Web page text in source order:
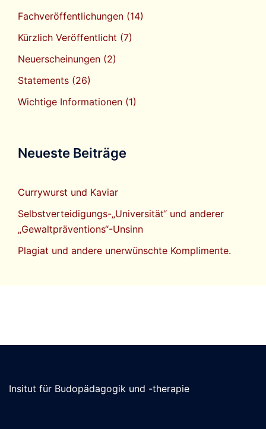
Fachveröffentlichungen (14)
Kürzlich Veröffentlicht (7)
Neuerscheinungen (2)
Statements (26)
Wichtige Informationen (1)
Neueste Beiträge
Currywurst und Kaviar
Selbstverteidigungs-„Universität“ und anderer
„Gewaltpräventions“-Unsinn
Plagiat und andere unerwünschte Komplimente.
Insitut für Budopädagogik und -therapie